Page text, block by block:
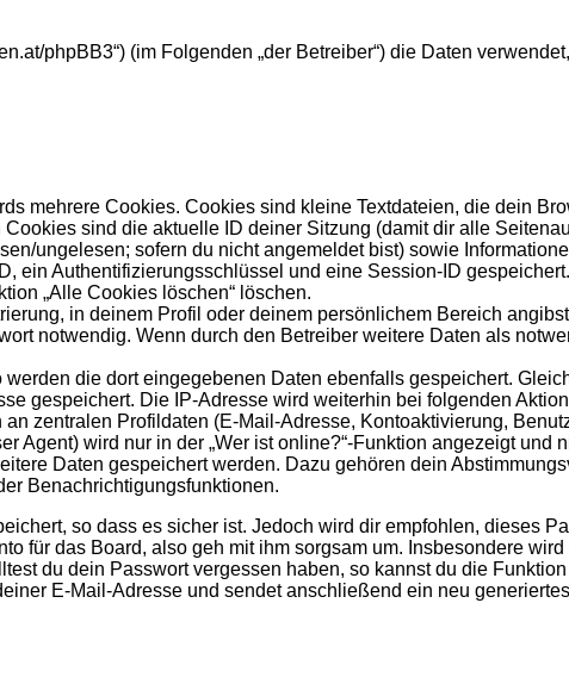
phpBB3“) (im Folgenden „der Betreiber“) die Daten
mehrere Cookies. Cookies sind kleine Textdateien, die dein
sind die aktuelle ID deiner Sitzung (damit dir alle
ungelesen; sofern du nicht angemeldet bist) sowie
ein Authentifizierungsschlüssel und eine Session-ID
„Alle Cookies löschen“ löschen.
in deinem Profil oder deinem persönlichem Bereich
notwendig. Wenn durch den Betreiber weitere Daten als
die dort eingegebenen Daten ebenfalls gespeichert.
gespeichert. Die IP-Adresse wird weiterhin bei folgenden
zentralen Profildaten (E-Mail-Adresse, Kontoaktivierung,
Agent) wird nur in der „Wer ist online?“-Funktion angezeigt und
Daten gespeichert werden. Dazu gehören dein
Benachrichtigungsfunktionen.
so dass es sicher ist. Jedoch wird dir empfohlen, dieses
für das Board, also geh mit ihm sorgsam um. Insbesondere
du dein Passwort vergessen haben, so kannst du die
E-Mail-Adresse und sendet anschließend ein neu